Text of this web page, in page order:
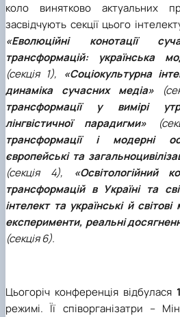
коло винятково актуальних
засвідчують секції цього
«Еволюційні конотації
трансформацій: українська
(секція 1),
«Соціокультурна
динаміка сучасних медіа»
трансформації у вимірі
лінгвістичної парадигми»
трансформації і модерні
європейські та
(секція 4),
«Освітологійний
трансформацій в Україні та
інтелект та українські й
експерименти, реальні
(секція 6).
Цьогоріч конференція відбулася
режимі. Її співорганізатри –